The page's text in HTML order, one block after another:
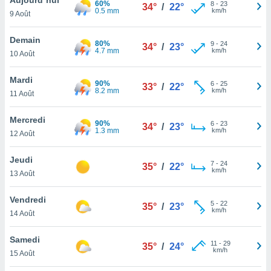
et
»,
au
vous
qu'ils
ou
le
ainsi
un
la
du
9 Août
60%
0.5 mm
34° / 22° 8- 23
km/h
Demain
10 Août
80%
4.7 mm
34° / 23° 9- 24
km/h
Mardi
11 Août
90%
8.2 mm
33° / 22° 6- 25
km/h
Mercredi
12 Août
90%
1.3 mm
34° / 23° 6- 23
km/h
Jeudi
13 Août
35° / 22° 7- 24
km/h
Vendredi
14 Août
35° / 23° 5- 22
km/h
Samedi
15 Août
35° / 24° 11 - 29
km/h